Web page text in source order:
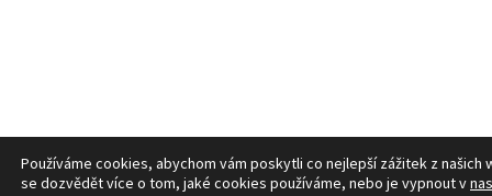
Používáme cookies, abychom vám poskytli co nejlepší zážitek z našich
se dozvědět více o tom, jaké cookies používáme, nebo je vypnout v